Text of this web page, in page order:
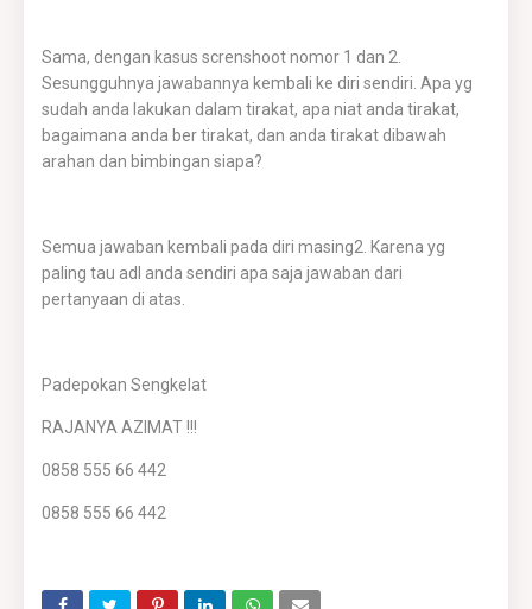
Sama, dengan kasus screnshoot nomor 1 dan 2.
Sesungguhnya jawabannya kembali ke diri sendiri. Apa yg
sudah anda lakukan dalam tirakat, apa niat anda tirakat,
bagaimana anda ber tirakat, dan anda tirakat dibawah
arahan dan bimbingan siapa?
Semua jawaban kembali pada diri masing2. Karena yg
paling tau adl anda sendiri apa saja jawaban dari
pertanyaan di atas.
Padepokan Sengkelat
RAJANYA AZIMAT !!!
0858 555 66 442
0858 555 66 442